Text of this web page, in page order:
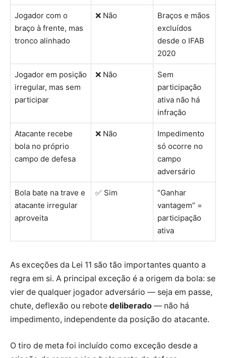
Jogador com o
braço à frente, mas
tronco alinhado
❌ Não
Braços e mãos
excluídos
desde o IFAB
2020
Jogador em posição
irregular, mas sem
participar
❌ Não
Sem
participação
ativa não há
infração
Atacante recebe
bola no próprio
campo de defesa
❌ Não
Impedimento
só ocorre no
campo
adversário
Bola bate na trave e
atacante irregular
aproveita
✅ Sim
“Ganhar
vantagem” =
participação
ativa
As exceções da Lei 11 são tão importantes quanto a
regra em si. A principal exceção é a origem da bola: se
vier de qualquer jogador adversário — seja em passe,
chute, deflexão ou rebote deliberado — não há
impedimento, independente da posição do atacante.
O tiro de meta foi incluído como exceção desde a